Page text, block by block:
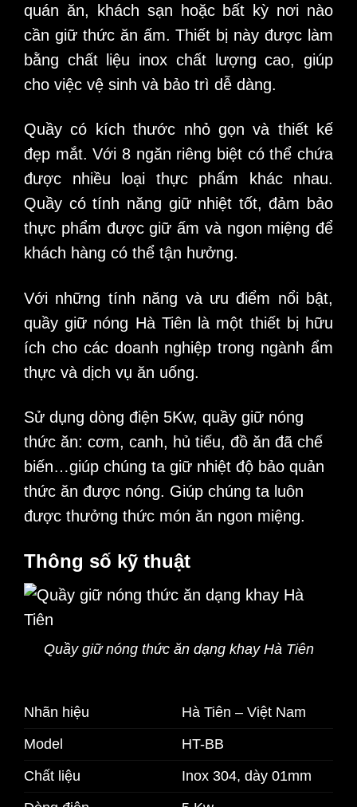
quán ăn, khách sạn hoặc bất kỳ nơi nào
cần giữ thức ăn ấm. Thiết bị này được làm
bằng chất liệu inox chất lượng cao, giúp
cho việc vệ sinh và bảo trì dễ dàng.
Quầy có kích thước nhỏ gọn và thiết kế
đẹp mắt. Với 8 ngăn riêng biệt có thể chứa
được nhiều loại thực phẩm khác nhau.
Quầy có tính năng giữ nhiệt tốt, đảm bảo
thực phẩm được giữ ấm và ngon miệng để
khách hàng có thể tận hưởng.
Với những tính năng và ưu điểm nổi bật,
quầy giữ nóng Hà Tiên là một thiết bị hữu
ích cho các doanh nghiệp trong ngành ẩm
thực và dịch vụ ăn uống.
Sử dụng dòng điện 5Kw, quầy giữ nóng
thức ăn: cơm, canh, hủ tiếu, đồ ăn đã chế
biến…giúp chúng ta giữ nhiệt độ bảo quản
thức ăn được nóng. Giúp chúng ta luôn
được thưởng thức món ăn ngon miệng.
Thông số kỹ thuật
Quầy giữ nóng thức ăn dạng khay Hà Tiên
Nhãn hiệu
Hà Tiên – Việt Nam
Model
HT-BB
Chất liệu
Inox 304, dày 01mm